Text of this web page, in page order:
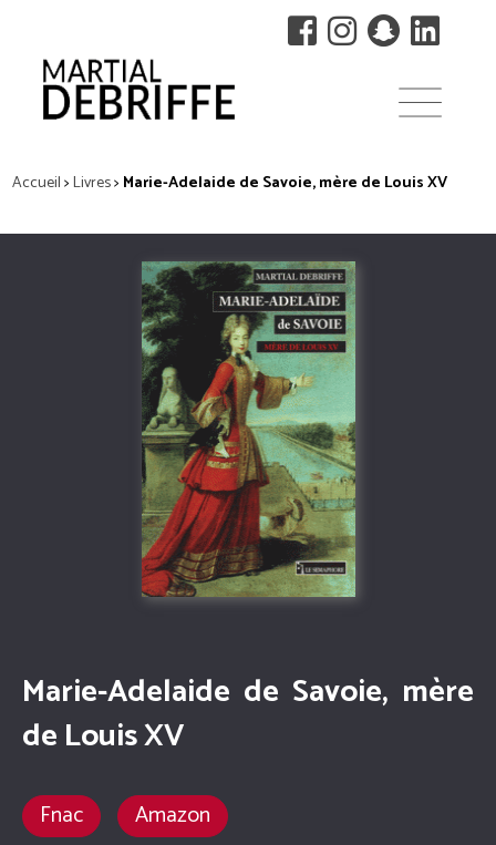
Accueil>Livres> Marie-Adelaide de Savoie, mère de Louis XV
Marie-Adelaide de Savoie, mère
de Louis XV
Fnac Amazon